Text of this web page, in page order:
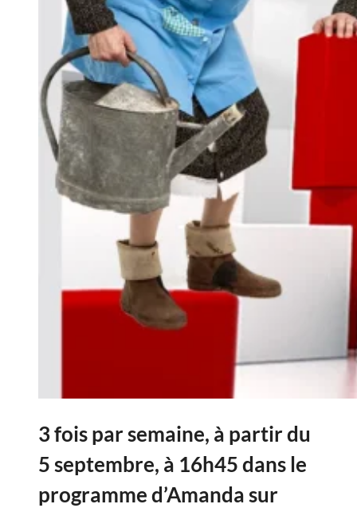
3 fois par semaine, à partir du
5 septembre, à 16h45 dans le
programme d’Amanda sur